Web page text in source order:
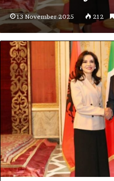
13 November 2025 212